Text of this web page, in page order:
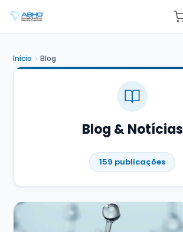
Início Blog
Blog & Notícias
159 publicações